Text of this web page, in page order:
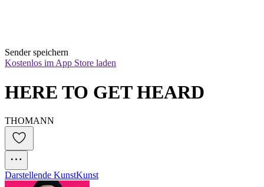
Sender speichern
Kostenlos im App Store laden
HERE TO GET HEARD
THOMANN
Darstellende KunstKunst